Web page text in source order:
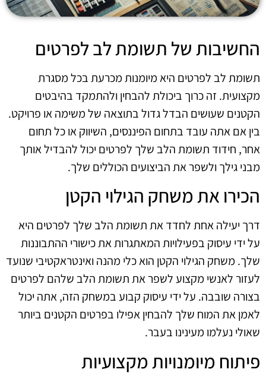
החשיבות של תשומת לב לפרטים
תשומת לב לפרטים היא מיומנות מכרעת בכל מסגרת
מקצועית. זה כרוך ביכולת להבחין ולהתמקד בהיבטים
הקטנים שעושים הבדל גדול בתוצאה של משימה או פרויקט.
בין אם אתה עובד בתחום הפיננסים, השיווק או כל תחום
אחר, חידוד תשומת הלב שלך לפרטים יכול להבדיל אותך
מבני גילך ולשפר את הביצועים הכוללים שלך.
הכירו את משחק הגילוי הקטן
דרך יעילה אחת לחדד את תשומת הלב שלך לפרטים היא
על ידי עיסוק בפעילויות המאתגרות את כישורי ההתבוננות
שלך. משחק הגילוי הקטן הוא כלי מהנה ואינטראקטיבי שנועד
לעזור לאנשי מקצוע לשפר את תשומת הלב שלהם לפרטים
בצורה שובבה. על ידי עיסוק קבוע במשחק הזה, אתה יכול
לאמן את המוח שלך להבחין אפילו בפרטים הקטנים ביותר
שאולי נעלמו מעינינו בעבר.
פיתוח מיומנויות מקצועיות